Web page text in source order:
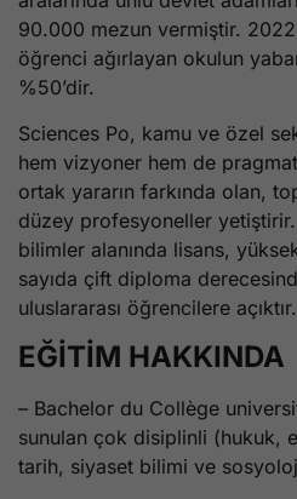
90.000 mezun vermiştir. 2022
öğrenci ağırlayan okulun
%50’dir.
Sciences Po, kamu ve özel
hem vizyoner hem de
ortak yararın farkında olan,
düzey profesyoneller
bilimler alanında lisans,
sayıda çift diploma
uluslararası öğrencilere açıktır.
EĞİTİM HAKKINDA
– Bachelor du Collège
sunulan çok disiplinli (hukuk,
tarih, siyaset bilimi ve